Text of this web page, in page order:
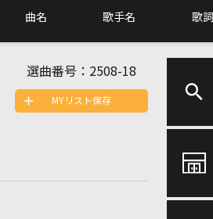
曲名 歌手名 歌詞
選曲番号： 2508-18
MYリスト保存